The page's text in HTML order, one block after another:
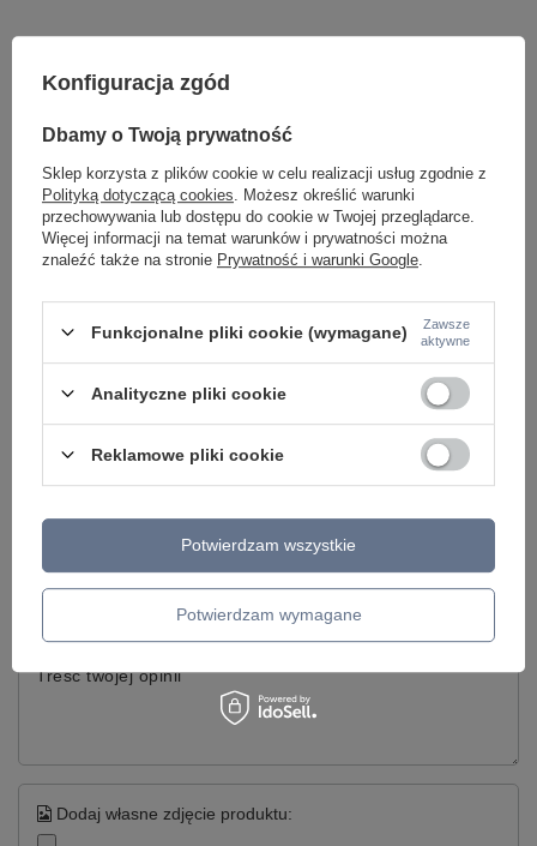
Potrzebujesz pomocy? Masz pytania lub
chcesz lepszą cenę?
Napisz do nas - doradzimy, odpowiemy
dopasowaną do Ciebie..
Model znajdziesz w kategoriach
Napisz swoją opinię
5/5
Treść twojej opinii
Dodaj własne zdjęcie produktu:
Konfiguracja zgód
Dbamy o Twoją prywatność
Sklep korzysta z plików cookie w celu realizacji usług zgodnie z
Polityką dotyczącą cookies . Możesz określić warunki
przechowywania lub dostępu do cookie w Twojej przeglądarce.
Więcej informacji na temat warunków i prywatności można
znaleźć także na stronie Prywatność i warunki Google
Funkcjonalne pliki cookie (wymagane)
Zawsze
aktywne
Analityczne pliki cookie
Reklamowe pliki cookie
Potwierdzam wymagane
Potwierdzam wszystkie